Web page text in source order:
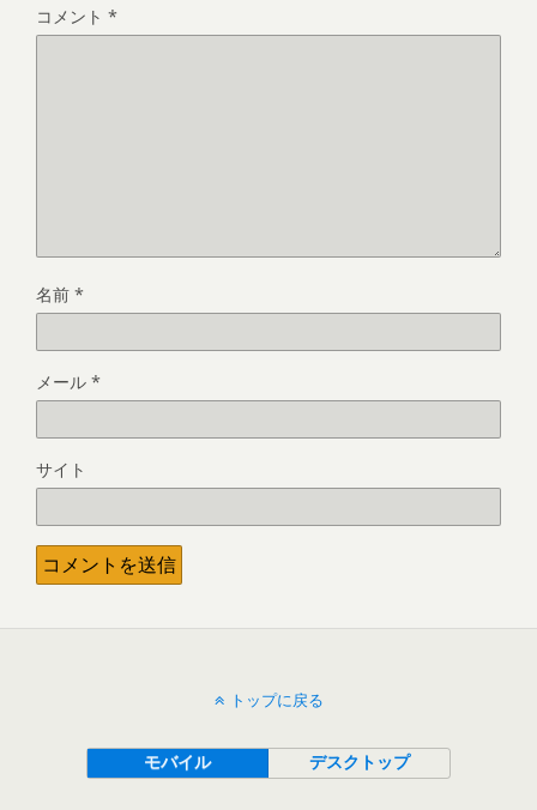
コメント *
名前 *
メール *
サイト
トップに戻る
モバイル デスクトップ